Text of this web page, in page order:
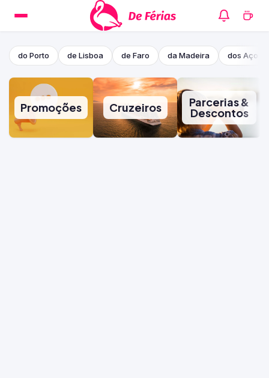
do Porto de Lisboa de Faro da Madeira dos
Promoções Cruzeiros Parcerias &
Descontos